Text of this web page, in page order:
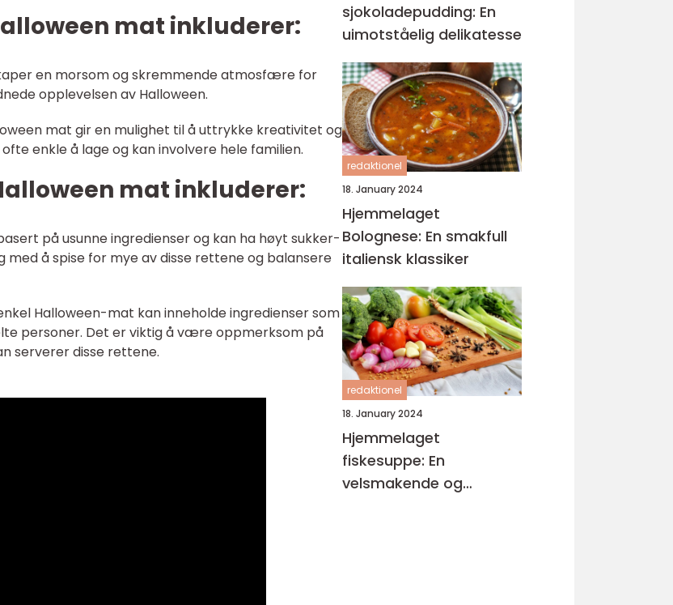
mat inkluderer:
en morsom og skremmende atmosfære for
opplevelsen av Halloween.
mat gir en mulighet til å uttrykke kreativitet og
enkle å lage og kan involvere hele familien.
mat inkluderer:
på usunne ingredienser og kan ha høyt sukker-
å spise for mye av disse rettene og balansere
Halloween-mat kan inneholde ingredienser som
personer. Det er viktig å være oppmerksom på
serverer disse rettene.
sjokoladepudding: En
uimotståelig delikatesse
redaktionel
18. January 2024
Hjemmelaget
Bolognese: En smakfull
italiensk klassiker
redaktionel
18. January 2024
Hjemmelaget
fiskesuppe: En
velsmakende og